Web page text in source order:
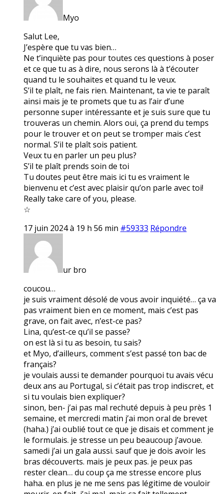
Myo
Salut Lee,
J’espère que tu vas bien…
Ne t’inquiète pas pour toutes ces questions à poser
et ce que tu as à dire, nous serons là à t’écouter
quand tu le souhaites et quand tu le veux.
S’il te plaît, ne fais rien. Maintenant, ta vie te paraît
ainsi mais je te promets que tu as l’air d’une
personne super intéressante et je suis sure que tu
trouveras un chemin. Alors oui, ça prend du temps
pour le trouver et on peut se tromper mais c’est
normal. S’il te plaît sois patient.
Veux tu en parler un peu plus?
S’il te plaît prends soin de toi
Tu doutes peut être mais ici tu es vraiment le
bienvenu et c’est avec plaisir qu’on parle avec toi!
Really take care of you, please.
☆
17 juin 2024 à 19 h 56 min #59333 Répondre
ur bro
coucou…
je suis vraiment désolé de vous avoir inquiété… ça va
pas vraiment bien en ce moment, mais c’est pas
grave, on fait avec, n’est-ce pas?
Lina, qu’est-ce qu’il se passe?
on est là si tu as besoin, tu sais?
et Myo, d’ailleurs, comment s’est passé ton bac de
français?
je voulais aussi te demander pourquoi tu avais vécu
deux ans au Portugal, si c’était pas trop indiscret, et
si tu voulais bien expliquer?
sinon, ben- j’ai pas mal rechuté depuis à peu près 1
semaine, et mercredi matin j’ai mon oral de brevet
(haha.) j’ai oublié tout ce que je disais et comment je
le formulais. je stresse un peu beaucoup j’avoue.
samedi j’ai un gala aussi. sauf que je dois avoir les
bras découverts. mais je peux pas. je peux pas
rester clean… du coup ça me stresse encore plus
haha. en plus je ne me sens pas légitime de vouloir